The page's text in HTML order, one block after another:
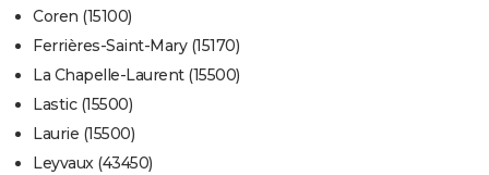
Coren (15100)
Ferrières-Saint-Mary (15170)
La Chapelle-Laurent (15500)
Lastic (15500)
Laurie (15500)
Leyvaux (43450)